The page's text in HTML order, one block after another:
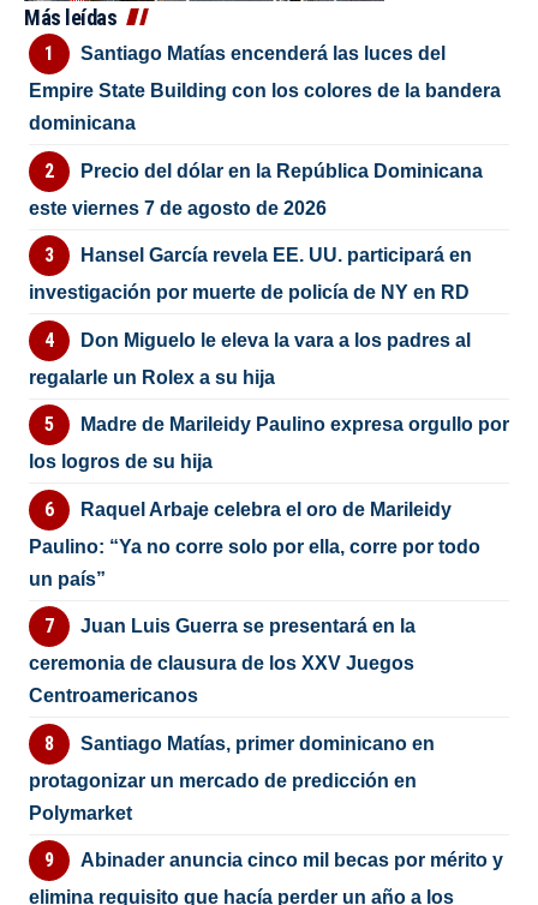
Más leídas
Santiago Matías encenderá las luces del
Empire State Building con los colores de la bandera
dominicana
Precio del dólar en la República Dominicana
este viernes 7 de agosto de 2026
Hansel García revela EE. UU. participará en
investigación por muerte de policía de NY en RD
Don Miguelo le eleva la vara a los padres al
regalarle un Rolex a su hija
Madre de Marileidy Paulino expresa orgullo por
los logros de su hija
Raquel Arbaje celebra el oro de Marileidy
Paulino: “Ya no corre solo por ella, corre por todo
un país”
Juan Luis Guerra se presentará en la
ceremonia de clausura de los XXV Juegos
Centroamericanos
Santiago Matías, primer dominicano en
protagonizar un mercado de predicción en
Polymarket
Abinader anuncia cinco mil becas por mérito y
elimina requisito que hacía perder un año a los